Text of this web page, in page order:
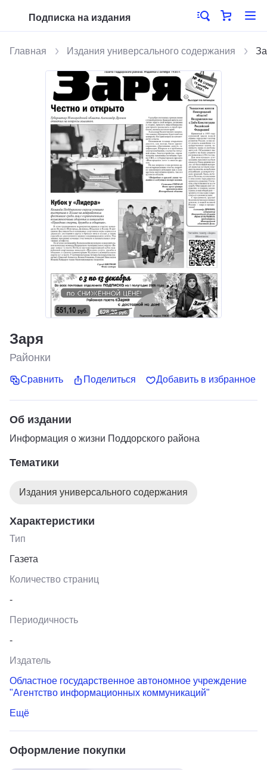
Подписка на издания
Главная Издания универсального содержания
Заря
Районки
Сравнить Поделиться Добавить в избранное
Об издании
Информация о жизни Поддорского района
Тематики
Издания универсального содержания
Характеристики
Тип
Газета
Количество страниц
-
Периодичность
-
Издатель
Областное государственное автономное учреждение
"Агентство информационных коммуникаций"
Ещё
Оформление покупки